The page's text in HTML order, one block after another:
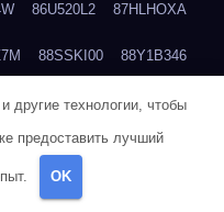
86U520L2 87HLHOXA
88SSKI00 88Y1B346
89WVKQCH 8A6B5EEP
8BVB056I 8BZT9YKF
8CEG9O6P
другие технологии, чтобы
предоставить лучший
OK